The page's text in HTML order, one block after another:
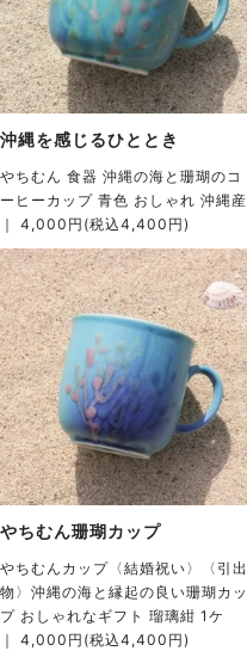
沖縄を感じるひととき
やちむん 食器 沖縄の海と珊瑚のコ
ーヒーカップ 青色 おしゃれ 沖縄産
｜ 4,000円(税込4,400円)
やちむん珊瑚カップ
やちむんカップ〈結婚祝い〉〈引出
物〉沖縄の海と縁起の良い珊瑚カッ
プ おしゃれなギフト 瑠璃紺 1ケ
｜ 4,000円(税込4,400円)